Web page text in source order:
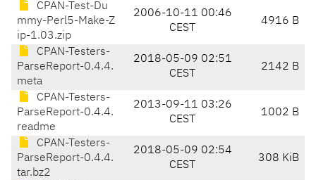
CPAN-Test-Du
mmy-Perl5-Make-Z
ip-1.03.zip
2006-10-11 00:46
CEST
4916 B
CPAN-Testers-
ParseReport-0.4.4.
meta
2018-05-09 02:51
CEST
2142 B
CPAN-Testers-
ParseReport-0.4.4.
readme
2013-09-11 03:26
CEST
1002 B
CPAN-Testers-
ParseReport-0.4.4.
tar.bz2
2018-05-09 02:54
CEST
308 KiB